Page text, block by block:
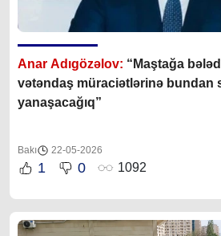
Anar Adıgözəlov: “ Maştağa
vətəndaş müraciətlərinə bundan
yanaşacağıq”
Bakı 22-05-2026
1 0 1092